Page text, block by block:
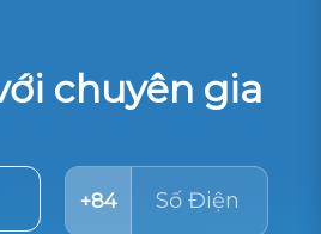
chuyên gia
+84